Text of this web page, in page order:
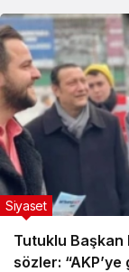
Tutuklu Başkan
sözler:
Siyaset